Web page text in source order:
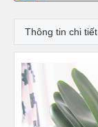
Thông tin chi tiết